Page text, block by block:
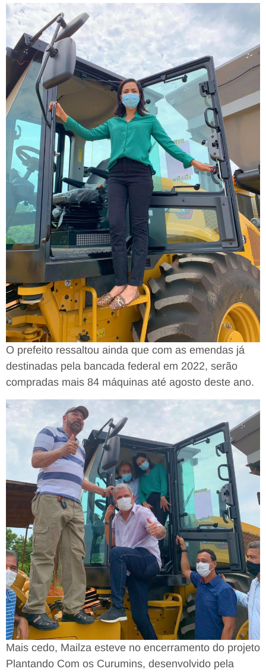
O prefeito ressaltou ainda que com as emendas já
destinadas pela bancada federal em 2022, serão
compradas mais 84 máquinas até agosto deste ano.
Mais cedo, Mailza esteve no encerramento do projeto
Plantando Com os Curumins, desenvolvido pela